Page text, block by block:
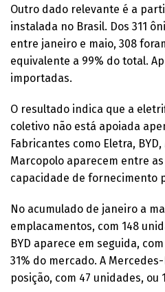
Outro dado relevante é a
instalada no Brasil. Dos 311
entre janeiro e maio, 308
equivalente a 99% do total.
importadas.
O resultado indica que a
coletivo não está apoiada
Fabricantes como Eletra,
Marcopolo aparecem entre
capacidade de fornecimento
No acumulado de janeiro a
emplacamentos, com 148
BYD aparece em seguida,
31% do mercado. A
posição, com 47 unidades, ou